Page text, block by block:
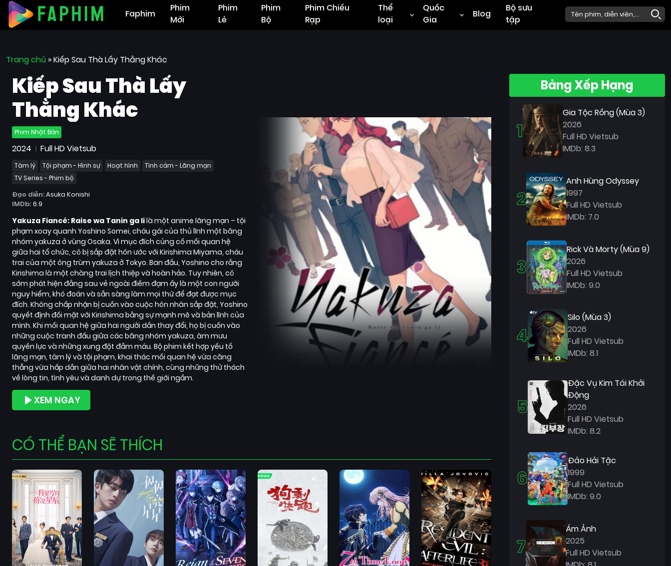
Faphim
Phim
Mới
Phim
Lẻ
Phim
Bộ
Phim Chiếu
Rạp
Thể
loại
Quốc
Gia
Blog
Bộ sưu
tập
Trang chủ »Kiếp Sau Thà Lấy Thằng Khác
Kiếp Sau Thà Lấy
Thằng Khác
Phim Nhật Bản
2024 Full HD Vietsub
Tâm lý Tội phạm - Hình sự Hoạt hình
Tình cảm - Lãng mạn
TV Series - Phim bộ
Đạo diễn:Asuka Konishi
IMDb: 6.9
Yakuza Fiancé: Raise wa Tanin ga Iilà một anime lãng mạn – tội
phạm xoay quanh Yoshino Somei, cháu gái của thủ lĩnh một băng
nhóm yakuza ở vùng Osaka. Vì mục đích củng cố mối quan hệ
giữa hai tổ chức, cô bị sắp đặt hôn ước với Kirishima Miyama, cháu
trai của một ông trùm yakuza ở Tokyo. Ban đầu, Yoshino cho rằng
Kirishima là một chàng trai lịch thiệp và hoàn hảo. Tuy nhiên, cô
sớm phát hiện đằng sau vẻ ngoài điềm đạm ấy là một con người
nguy hiểm, khó đoán và sẵn sàng làm mọi thứ để đạt được mục
đích. Không chấp nhận bị cuốn vào cuộc hôn nhân sắp đặt, Yoshino
quyết định đối mặt với Kirishima bằng sự mạnh mẽ và bản lĩnh của
mình. Khi mối quan hệ giữa hai người dần thay đổi, họ bị cuốn vào
những cuộc tranh đấu giữa các băng nhóm yakuza, âm mưu
quyền lực và những xung đột đẫm máu. Bộ phim kết hợp yếu tố
lãng mạn, tâm lý và tội phạm, khai thác mối quan hệ vừa căng
thẳng vừa hấp dẫn giữa hai nhân vật chính, cùng những thử thách
về lòng tin, tình yêu và danh dự trong thế giới ngầm.
XEM NGAY
CÓ THỂ BẠN SẼ THÍCH
Bảng Xếp Hạng
1
Gia Tộc Rồng (Mùa 3)
2026
Full HD Vietsub
IMDb: 8.3
2
Anh Hùng Odyssey
1997
Full HD Vietsub
IMDb: 7.0
3
Rick Và Morty (Mùa 9)
2026
Full HD Vietsub
IMDb: 9.0
4
Silo (Mùa 3)
2026
Full HD Vietsub
IMDb: 8.1
5
Đặc Vụ Kim Tái Khởi
Động
2026
Full HD Vietsub
IMDb: 8.2
6
Đảo Hải Tặc
1999
Full HD Vietsub
IMDb: 9.0
7
Ám Ảnh
2025
Full HD Vietsub